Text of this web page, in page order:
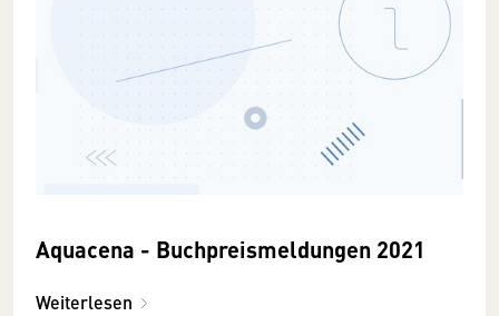
Aquacena - Buchpreismeldungen 2021
Weiterlesen